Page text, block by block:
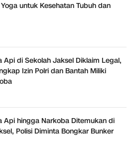
untuk Kesehatan Tubuh dan
Api di Sekolah Jaksel Diklaim Legal,
Izin Polri dan Bantah Miliki
Api hingga Narkoba Ditemukan di
Polisi Diminta Bongkar Bunker